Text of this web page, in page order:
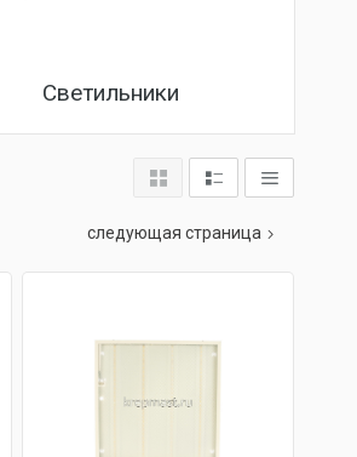
Светильники
следующая страница